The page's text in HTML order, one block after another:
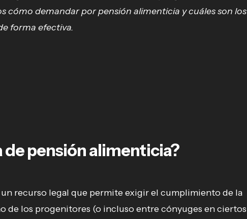
cómo demandar por pensión alimenticia y cuáles son los
forma efectiva.
de pensión alimenticia?
recurso legal que permite exigir el cumplimiento de la
de los progenitores (o incluso entre cónyuges en ciertos